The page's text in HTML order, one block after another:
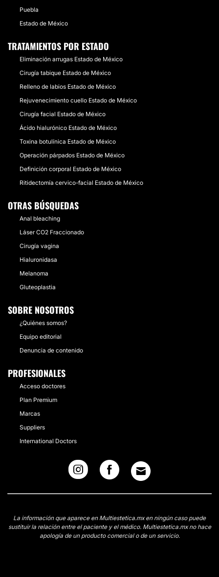
Puebla
Estado de México
TRATAMIENTOS POR ESTADO
Eliminación arrugas Estado de México
Cirugía tabique Estado de México
Relleno de labios Estado de México
Rejuvenecimiento cuello Estado de México
Cirugía facial Estado de México
Ácido hialurónico Estado de México
Toxina botulínica Estado de México
Operación párpados Estado de México
Definición corporal Estado de México
Ritidectomía cervico-facial Estado de México
OTRAS BÚSQUEDAS
Anal bleaching
Láser CO2 Fraccionado
Cirugía vagina
Hialuronidasa
Melanoma
Gluteoplastia
SOBRE NOSOTROS
¿Quiénes somos?
Equipo editorial
Denuncia de contenido
PROFESIONALES
Acceso doctores
Plan Premium
Marcas
Suppliers
International Doctors
La información que aparece en Multiestetica.mx en ningún caso puede
sustituir la relación entre el paciente y el médico. Multiestetica.mx no hace
apología de un producto comercial o de un servicio.